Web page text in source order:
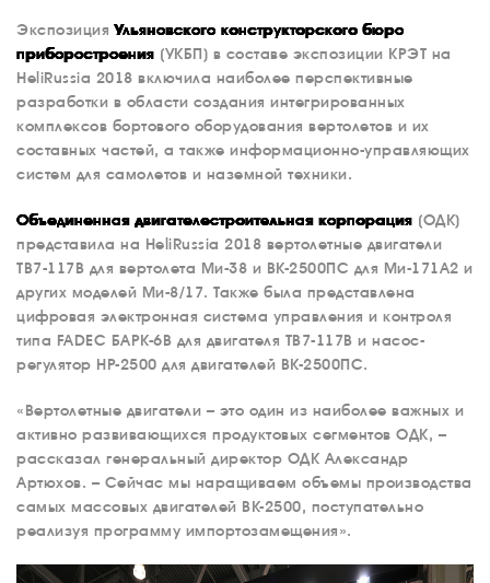
ЭкспозицияУльяновского конструкторского бюро
приборостроения (УКБП) в составе экспозиции КРЭТ на
HeliRussia 2018 включила наиболее перспективные
разработки в области создания интегрированных
комплексов бортового оборудования вертолетов и их
составных частей, а также информационно-управляющих
систем для самолетов и наземной техники.
Объединенная двигателестроительная корпорация (ОДК)
представила на HeliRussia 2018 вертолетные двигатели
ТВ7-117В для вертолета Ми-38 и ВК-2500ПС для Ми-171А2 и
других моделей Ми-8/17. Также была представлена
цифровая электронная система управления и контроля
типа FADEC БАРК-6В для двигателя ТВ7-117В и насос-
регулятор НР-2500 для двигателей ВК-2500ПС.
«Вертолетные двигатели – это один из наиболее важных и
активно развивающихся продуктовых сегментов ОДК, –
рассказал генеральный директор ОДК Александр
Артюхов. – Сейчас мы наращиваем объемы производства
самых массовых двигателей ВК-2500, поступательно
реализуя программу импортозамещения».